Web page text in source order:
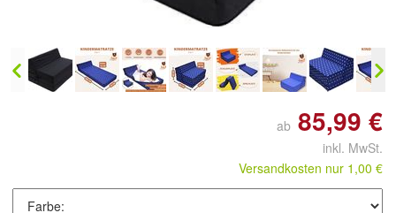
ab 85,99 €
inkl. MwSt.
Versandkosten nur 1,00 €